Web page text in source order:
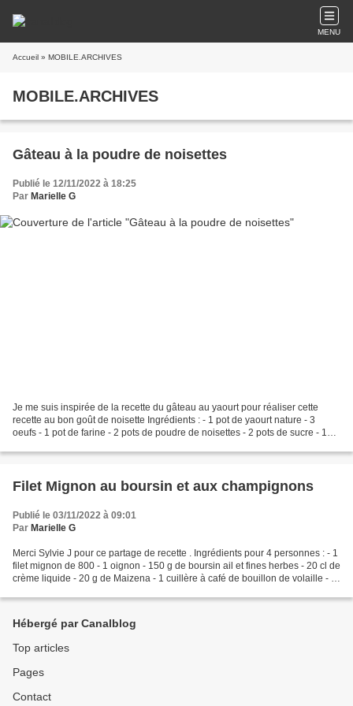
MENU
Accueil » MOBILE.ARCHIVES
MOBILE.ARCHIVES
Gâteau à la poudre de noisettes
Publié le 12/11/2022 à 18:25
Par Marielle G
Je me suis inspirée de la recette du gâteau au yaourt pour réaliser cette
recette au bon goût de noisette Ingrédients : - 1 pot de yaourt nature - 3
oeufs - 1 pot de farine - 2 pots de poudre de noisettes - 2 pots de sucre - 1
Filet Mignon au boursin et aux champignons
Publié le 03/11/2022 à 09:01
Par Marielle G
Merci Sylvie J pour ce partage de recette . Ingrédients pour 4 personnes : - 1
filet mignon de 800 - 1 oignon - 150 g de boursin ail et fines herbes - 20 cl de
crème liquide - 20 g de Maizena - 1 cuillère à café de bouillon de volaille - 1
Hébergé par Canalblog
Top articles
Pages
Contact